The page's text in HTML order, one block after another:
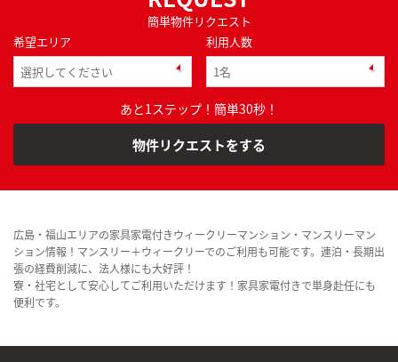
簡単物件リクエスト
希望エリア
利用人数
あと1ステップ！簡単30秒！
物件リクエストをする
広島・福山エリアの家具家電付きウィークリーマンション・マンスリーマン
ション情報！マンスリー＋ウィークリーでのご利用も可能です。連泊・長期出
張の経費削減に、法人様にも大好評！
寮・社宅として安心してご利用いただけます！家具家電付きで単身赴任にも
便利です。